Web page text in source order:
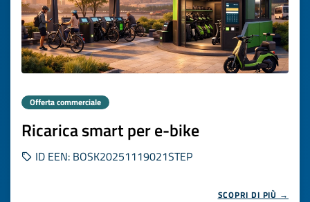
Offerta commerciale
Ricarica smart per e-bike
ID EEN: BOSK20251119021STEP
SCOPRI DI PIÙ →